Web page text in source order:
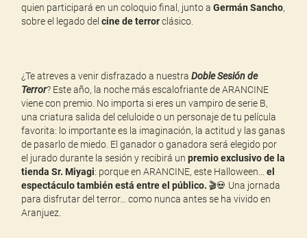
quien participará en un coloquio final, junto aGermán Sancho,
sobre el legado delcine de terrorclásico.
¿Te atreves a venir disfrazado a nuestraDoble Sesión de
Terror? Este año, la noche más escalofriante de ARANCINE
viene con premio. No importa si eres un vampiro de serie B,
una criatura salida del celuloide o un personaje de tu película
favorita: lo importante es la imaginación, la actitud y las ganas
de pasarlo de miedo. El ganador o ganadora será elegido por
el jurado durante la sesión y recibirá unpremio exclusivo de la
tienda Sr. Miyagi: porque en ARANCINE, este Halloween…el
espectáculo también está entre el público. 🎬💀 Una jornada
para disfrutar del terror… como nunca antes se ha vivido en
Aranjuez.